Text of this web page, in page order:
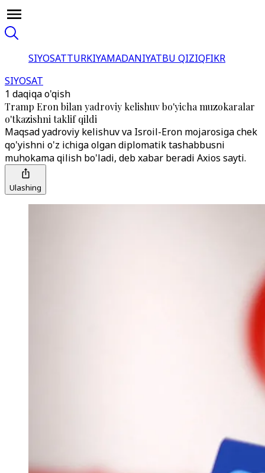
SIYOSATTURKIYAMADANIYATBU QIZIQFIKR
SIYOSAT
1 daqiqa o'qish
Tramp Eron bilan yadroviy kelishuv bo'yicha muzokaralar
o'tkazishni taklif qildi
Maqsad yadroviy kelishuv va Isroil-Eron mojarosiga chek
qo'yishni o'z ichiga olgan diplomatik tashabbusni
muhokama qilish bo'ladi, deb xabar beradi Axios sayti.
Ulashing